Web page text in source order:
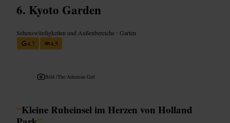
Kyoto Garden
Sehenswürdigkeiten und Außenbereiche •Garten
4,7
4,5
Bild /The Athenian Girl
“Kleine Ruheinsel im Herzen von Holland